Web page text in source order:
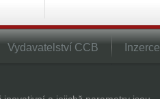
Vydavatelství CCB Inzerce